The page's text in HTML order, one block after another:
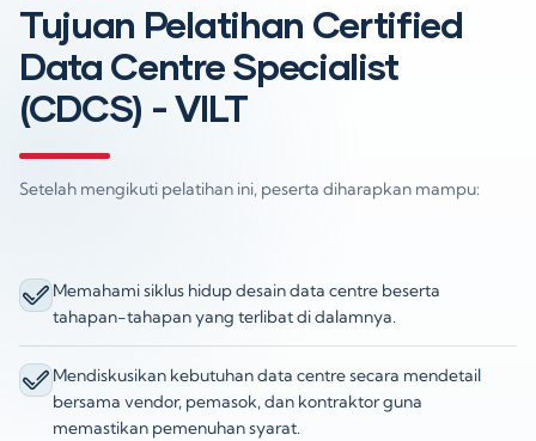
Tujuan Pelatihan Certified
Data Centre Specialist
(CDCS) - VILT
Setelah mengikuti pelatihan ini, peserta diharapkan mampu:
Memahami siklus hidup desain data centre beserta
tahapan-tahapan yang terlibat di dalamnya.
Mendiskusikan kebutuhan data centre secara mendetail
bersama vendor, pemasok, dan kontraktor guna
memastikan pemenuhan syarat.